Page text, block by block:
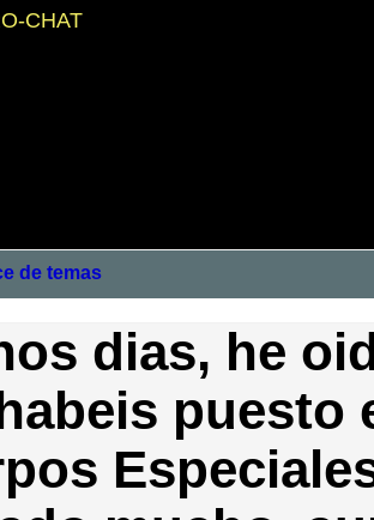
CHAT
de temas
dias, he
puesto